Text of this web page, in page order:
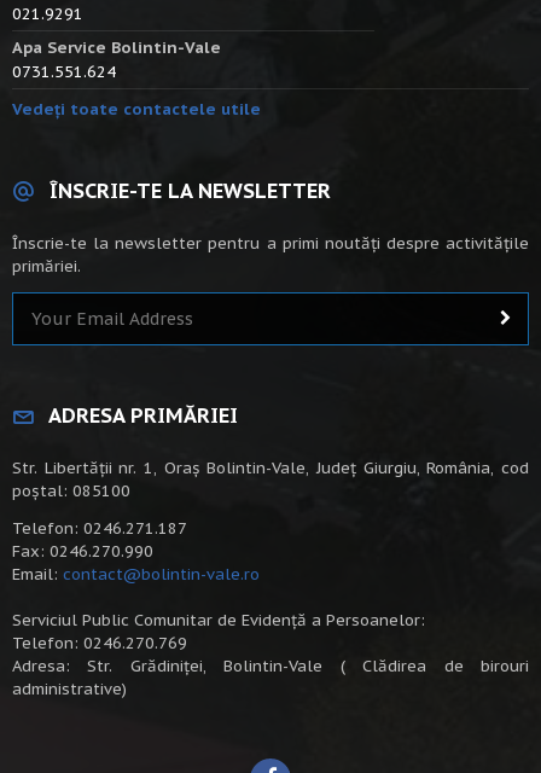
021.9291
Apa Service Bolintin-Vale
0731.551.624
Vedeți toate contactele utile
ÎNSCRIE-TE LA NEWSLETTER
Înscrie-te la newsletter pentru a primi noutăți despre activitățile
primăriei.
ADRESA PRIMĂRIEI
Str. Libertății nr. 1, Oraș Bolintin-Vale, Județ Giurgiu, România, cod
poștal: 085100
Telefon: 0246.271.187
Fax: 0246.270.990
Email: contact@bolintin-vale.ro
Serviciul Public Comunitar de Evidență a Persoanelor:
Telefon: 0246.270.769
Adresa: Str. Grădiniței, Bolintin-Vale ( Clădirea de birouri
administrative)